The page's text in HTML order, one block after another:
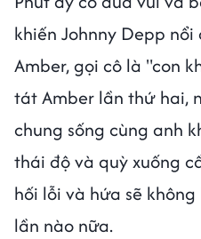
khiến Johnny Depp
Amber, gọi cô là "con
tát Amber lần thứ hai,
chung sống cùng anh
thái độ và quỳ xuống
hối lỗi và hứa sẽ
lần nào nữa.